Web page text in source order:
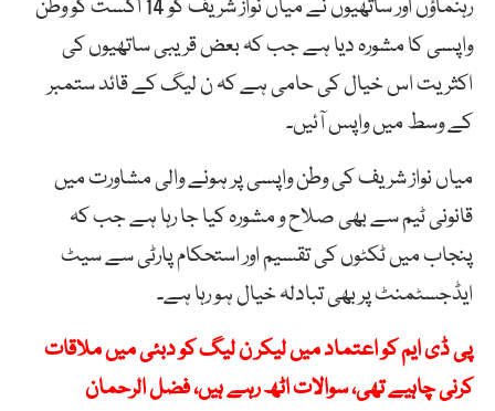
رہنماؤں اور ساتھیوں نے میاں نواز شریف کو 14 اگست کو وطن
واپسی کا مشورہ دیا ہے جب کہ بعض قریبی ساتھیوں کی
اکثریت اس خیال کی حامی ہے کہ ن لیگ کے قائد ستمبر
کے وسط میں واپس آئیں۔
میاں نواز شریف کی وطن واپسی پر ہونے والی مشاورت میں
قانونی ٹیم سے بھی صلاح و مشورہ کیا جا رہا ہے جب کہ
پنجاب میں ٹکٹوں کی تقسیم اور استحکام پارٹی سے سیٹ
ایڈجسٹمنٹ پر بھی تبادلہ خیال ہو رہا ہے۔
پی ڈی ایم کو اعتماد میں لیکر ن لیگ کو دبئی میں ملاقات
کرنی چاہیے تھی، سوالات اٹھ رہے ہیں، فضل الرحمان